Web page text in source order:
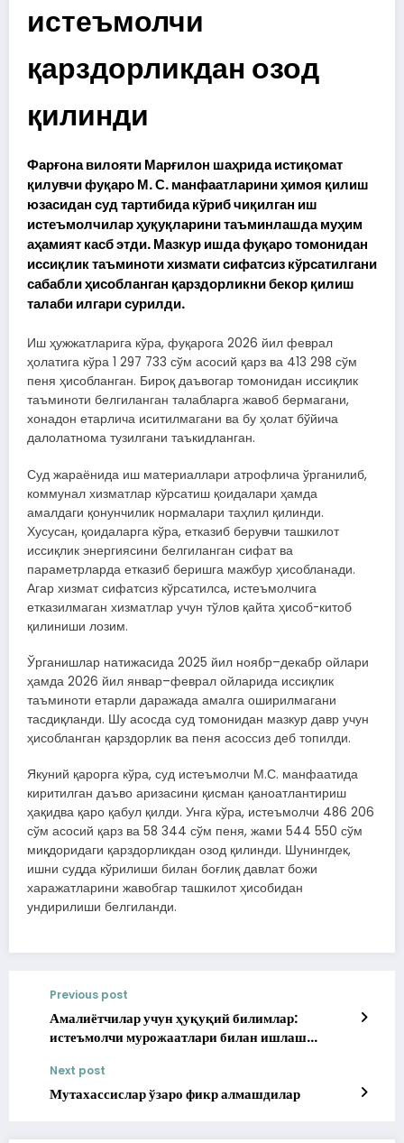
истеъмолчи
қарздорликдан озод
қилинди
Фарғона вилояти Марғилон шаҳрида истиқомат
қилувчи фуқаро М. С. манфаатларини ҳимоя қилиш
юзасидан суд тартибида кўриб чиқилган иш
истеъмолчилар ҳуқуқларини таъминлашда муҳим
аҳамият касб этди. Мазкур ишда фуқаро томонидан
иссиқлик таъминоти хизмати сифатсиз кўрсатилгани
сабабли ҳисобланган қарздорликни бекор қилиш
талаби илгари сурилди.
Иш ҳужжатларига кўра, фуқарога 2026 йил феврал
ҳолатига кўра 1 297 733 сўм асосий қарз ва 413 298 сўм
пеня ҳисобланган. Бироқ даъвогар томонидан иссиқлик
таъминоти белгиланган талабларга жавоб бермагани,
хонадон етарлича иситилмагани ва бу ҳолат бўйича
далолатнома тузилгани таъкидланган.
Суд жараёнида иш материаллари атрофлича ўрганилиб,
коммунал хизматлар кўрсатиш қоидалари ҳамда
амалдаги қонунчилик нормалари таҳлил қилинди.
Хусусан, қоидаларга кўра, етказиб берувчи ташкилот
иссиқлик энергиясини белгиланган сифат ва
параметрларда етказиб беришга мажбур ҳисобланади.
Агар хизмат сифатсиз кўрсатилса, истеъмолчига
етказилмаган хизматлар учун тўлов қайта ҳисоб-китоб
қилиниши лозим.
Ўрганишлар натижасида 2025 йил ноябр–декабр ойлари
ҳамда 2026 йил январ–феврал ойларида иссиқлик
таъминоти етарли даражада амалга оширилмагани
тасдиқланди. Шу асосда суд томонидан мазкур давр учун
ҳисобланган қарздорлик ва пеня асоссиз деб топилди.
Якуний қарорга кўра, суд истеъмолчи М.С. манфаатида
киритилган даъво аризасини қисман қаноатлантириш
ҳақидва қаро қабул қилди. Унга кўра, истеъмолчи 486 206
сўм асосий қарз ва 58 344 сўм пеня, жами 544 550 сўм
миқдоридаги қарздорликдан озод қилинди. Шунингдек,
ишни судда кўрилиши билан боғлиқ давлат божи
харажатларини жавобгар ташкилот ҳисобидан
ундирилиши белгиланди.
Previous post
Амалиётчилар учун ҳуқуқий билимлар:
истеъмолчи мурожаатлари билан ишлаш
Next post
Мутахассислар ўзаро фикр алмашдилар